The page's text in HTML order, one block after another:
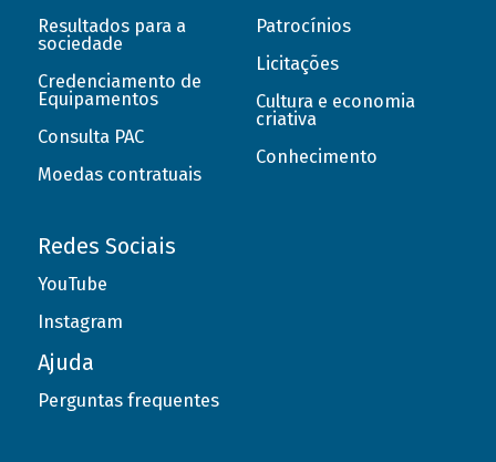
Resultados para a
sociedade
Credenciamento de
Equipamentos
Consulta PAC
Moedas contratuais
Patrocínios
Licitações
Cultura e economia
criativa
Conhecimento
Redes Sociais
YouTube
Instagram
Ajuda
Perguntas frequentes